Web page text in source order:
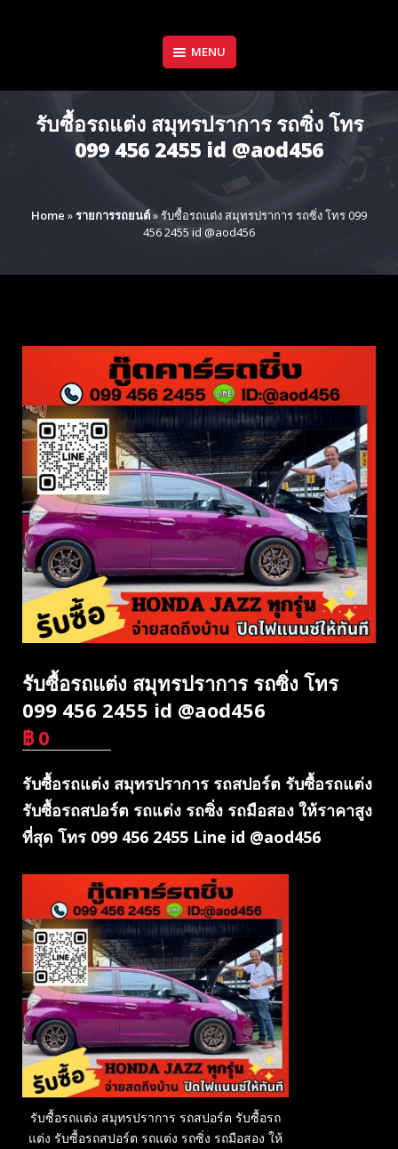
MENU
รับซื้อรถแต่ง สมุทรปราการ รถซิ่ง โทร
099 456 2455 id @aod456
Home »รายการรถยนต์»รับซื้อรถแต่ง สมุทรปราการ รถซิ่ง โทร 099
456 2455 id @aod456
รับซื้อรถแต่ง สมุทรปราการ รถซิ่ง โทร
099 456 2455 id @aod456
฿ 0
รับซื้อรถแต่ง สมุทรปราการ รถสปอร์ต รับซื้อรถแต่ง
รับซื้อรถสปอร์ต รถแต่ง รถซิ่ง รถมือสอง ให้ราคาสูง
ที่สุด โทร 099 456 2455 Line id @aod456
รับซื้อรถแต่ง สมุทรปราการ รถสปอร์ต รับซื้อรถ
แต่ง รับซื้อรถสปอร์ต รถแต่ง รถซิ่ง รถมือสอง ให้